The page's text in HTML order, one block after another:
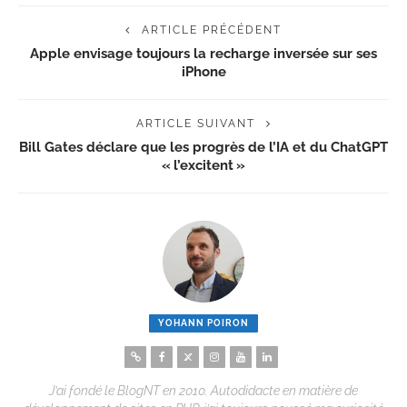
ARTICLE PRÉCÉDENT
Apple envisage toujours la recharge inversée sur ses
iPhone
ARTICLE SUIVANT
Bill Gates déclare que les progrès de l’IA et du ChatGPT
« l’excitent »
YOHANN POIRON
J’ai fondé le BlogNT en 2010. Autodidacte en matière de